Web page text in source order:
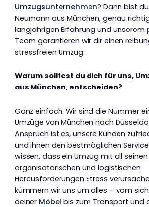
Umzugsunternehmen? Dann bist
Neumann aus München, genau
langjährigen Erfahrung und unserem
Team garantieren wir dir einen
stressfreien Umzug.
Warum solltest du dich für uns,
aus München, entscheiden?
Ganz einfach: Wir sind die Nummer
Umzüge von München nach
Anspruch ist es, unsere Kunden
und ihnen den bestmöglichen
wissen, dass ein Umzug mit all seinen
organisatorischen und logistischen
Herausforderungen Stress
kümmern wir uns um alles – vom
deiner Möbel bis zum Transport und